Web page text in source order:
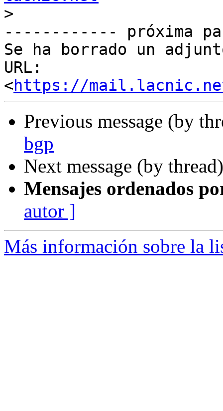
>
------------ próxima
Se ha borrado un
URL:
<https://
Previous message (by
bgp
Next message (by
Mensajes ordenados
autor ]
Más información sobre la